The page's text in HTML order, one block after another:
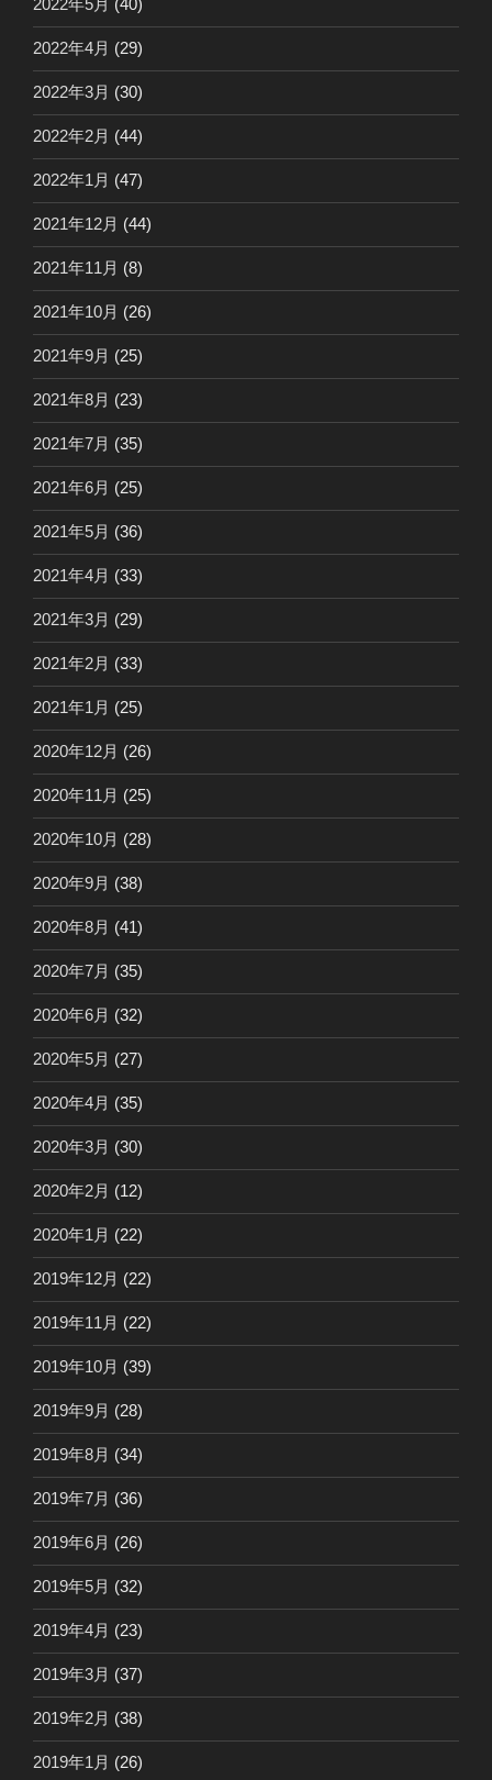
2022年5月 (40)
2022年4月 (29)
2022年3月 (30)
2022年2月 (44)
2022年1月 (47)
2021年12月 (44)
2021年11月 (8)
2021年10月 (26)
2021年9月 (25)
2021年8月 (23)
2021年7月 (35)
2021年6月 (25)
2021年5月 (36)
2021年4月 (33)
2021年3月 (29)
2021年2月 (33)
2021年1月 (25)
2020年12月 (26)
2020年11月 (25)
2020年10月 (28)
2020年9月 (38)
2020年8月 (41)
2020年7月 (35)
2020年6月 (32)
2020年5月 (27)
2020年4月 (35)
2020年3月 (30)
2020年2月 (12)
2020年1月 (22)
2019年12月 (22)
2019年11月 (22)
2019年10月 (39)
2019年9月 (28)
2019年8月 (34)
2019年7月 (36)
2019年6月 (26)
2019年5月 (32)
2019年4月 (23)
2019年3月 (37)
2019年2月 (38)
2019年1月 (26)